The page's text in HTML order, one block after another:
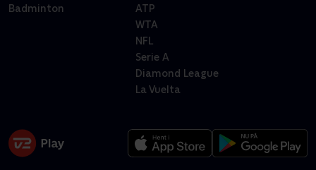
Badminton
ATP
WTA
NFL
Serie A
Diamond League
La Vuelta